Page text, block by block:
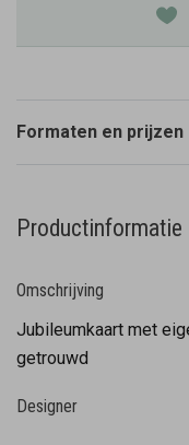
Formaten en prijzen
Productinformatie
Omschrijving
Jubileumkaart met
getrouwd
Designer